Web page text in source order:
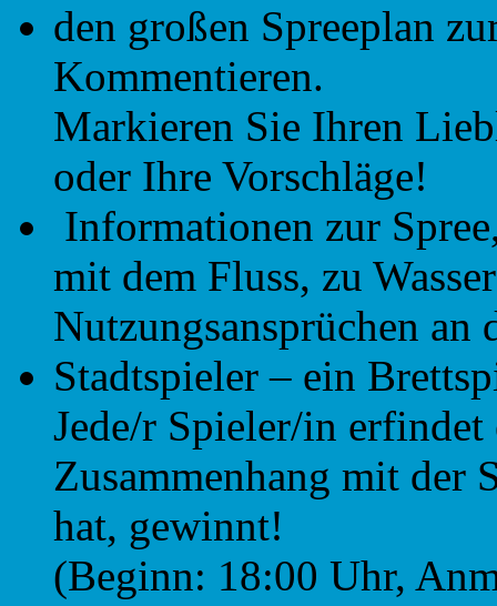
den großen Spreeplan
Kommentieren.
Markieren Sie Ihren
oder Ihre Vorschläge!
Informationen zur
mit dem Fluss, zu
Nutzungsansprüchen an
Stadtspieler – ein
Jede/r Spieler/in
Zusammenhang mit der
hat, gewinnt!
(Beginn: 18:00 Uhr,